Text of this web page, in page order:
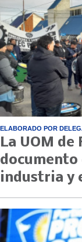
ELABORADO POR
La UOM
documento
industria y